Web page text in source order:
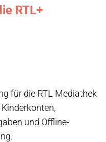
RTL+
für die RTL Mediathek
und Offline-